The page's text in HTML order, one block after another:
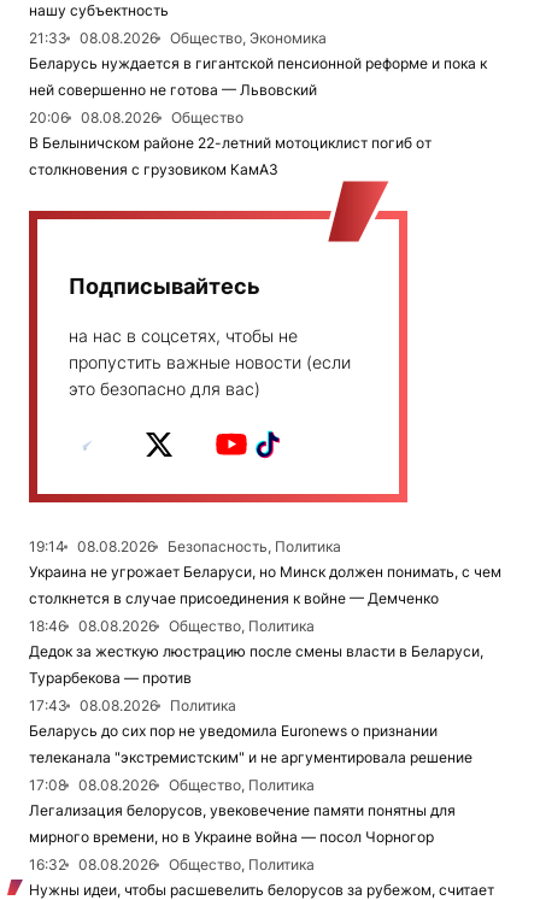
нашу субъектность
21:33
08.08.2026
Общество, Экономика
Беларусь нуждается в гигантской пенсионной реформе и пока к
ней совершенно не готова — Львовский
20:06
08.08.2026
Общество
В Белыничском районе 22-летний мотоциклист погиб от
столкновения с грузовиком КамАЗ
Подписывайтесь
на нас в соцсетях, чтобы не
пропустить важные новости (если
это безопасно для вас)
19:14 08.08.2026
Безопасность, Политика
Украина не угрожает Беларуси, но Минск должен понимать, с чем
столкнется в случае присоединения к войне — Демченко
18:46
08.08.2026
Общество, Политика
Дедок за жесткую люстрацию после смены власти в Беларуси,
Турарбекова — против
17:43
08.08.2026
Политика
Беларусь до сих пор не уведомила Euronews о признании
телеканала "экстремистским" и не аргументировала решение
17:08
08.08.2026
Общество, Политика
Легализация белорусов, увековечение памяти понятны для
мирного времени, но в Украине война — посол Чорногор
16:32
08.08.2026
Общество, Политика
Нужны идеи, чтобы расшевелить белорусов за рубежом, считает